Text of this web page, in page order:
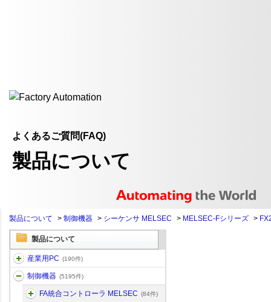
よくあるご質問(FAQ)
製品について
製品について > 制御機器 > シーケンサ MELSEC > MELSEC-Fシリーズ >
製品について
産業用PC (190件)
制御機器 (5195件)
FA統合コントローラ MELSEC (84件)